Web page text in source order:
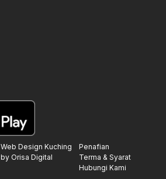
Web Design Kuching
by Orisa Digital
Penafian
Terma & Syarat
Hubungi Kami